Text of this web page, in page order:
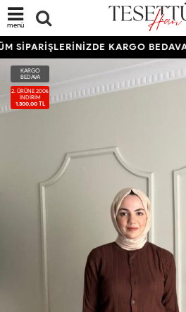
menü
SİPARİŞLERİNİZDE KARGO BEDAVA!
KARGO
BEDAVA
2. ÜRÜNE 200₺
İNDIRIM
1.300,00 TL